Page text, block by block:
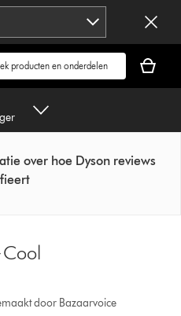
is
over hoe Dyson reviews
door Bazaarvoice